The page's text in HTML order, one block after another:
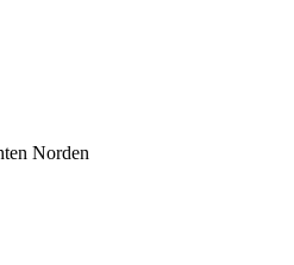
Norden